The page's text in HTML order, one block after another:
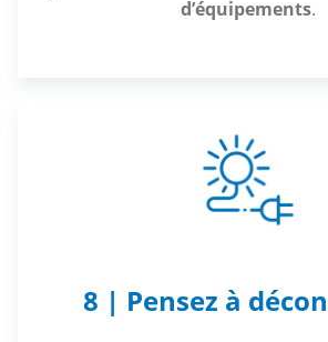
d’équipements.
8 | Pensez à